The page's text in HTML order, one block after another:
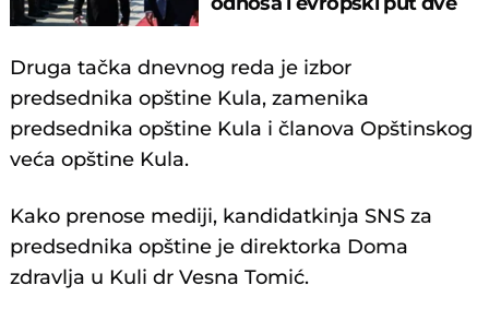
Druga tačka dnevnog reda je izbor
predsednika opštine Kula, zamenika
predsednika opštine Kula i članova Opštinskog
veća opštine Kula.
Kako prenose mediji, kandidatkinja SNS za
predsednika opštine je direktorka Doma
zdravlja u Kuli dr Vesna Tomić.